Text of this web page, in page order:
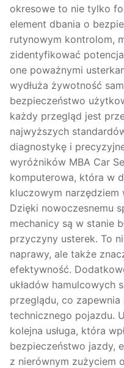
okresowe to nie tylko
element dbania o
rutynowym kontrolom,
zidentyfikować
one poważnymi
wydłuża żywotność
bezpieczeństwo
każdy przegląd jest
najwyższych
diagnostykę i
wyróżników MBA Car
komputerowa, która w
kluczowym
Dzięki nowoczesnemu
mechanicy są w stanie
przyczyny usterek. To
naprawy, ale także
efektywność.
układów hamulcowych
przeglądu, co
technicznego pojazdu.
kolejna usługa, która
bezpieczeństwo jazdy,
z nierównym zużyciem